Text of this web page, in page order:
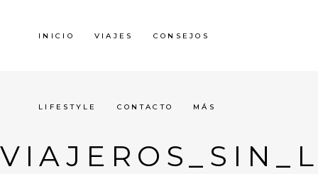
INICIO VIAJES CONSEJOS
LIFESTYLE CONTACTO MÁS